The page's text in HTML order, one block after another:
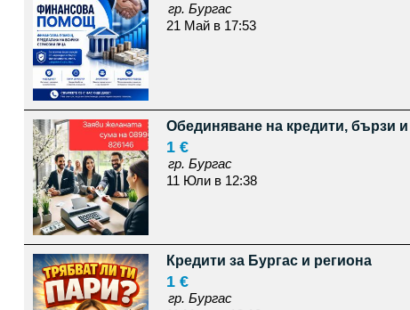
гр. Бургас
21 Май в 17:53
Обединяване на кредити, бързи
1 €
гр. Бургас
11 Юли в 12:38
Кредити за Бургас и региона
1 €
гр. Бургас